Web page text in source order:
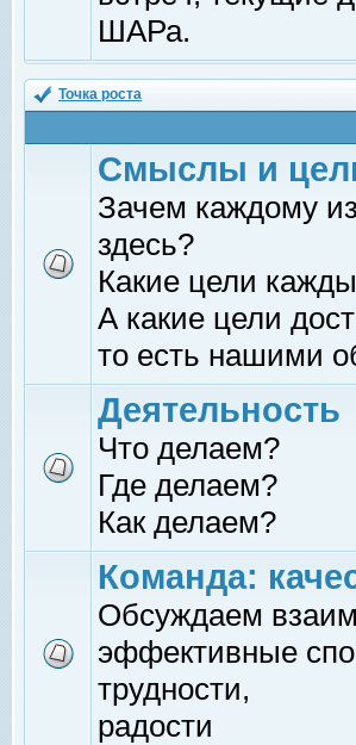
ШАРа.
Точка роста
Смыслы и
Зачем каждому
здесь?
Какие цели
А какие цели
то есть нашими
Деятельность
Что делаем?
Где делаем?
Как делаем?
Команда:
Обсуждаем
эффективные
трудности,
радости